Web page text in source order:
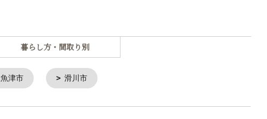
暮らし方・間取り別
魚津市 滑川市